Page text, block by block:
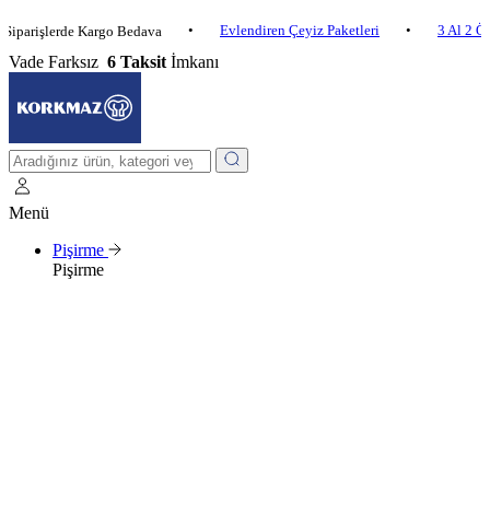
Kargo Bedava • Evlendiren Çeyiz Paketleri • 3 Al 2 Öde •
Vade Farksız 6 Taksit İmkanı
Menü
Pişirme
Pişirme